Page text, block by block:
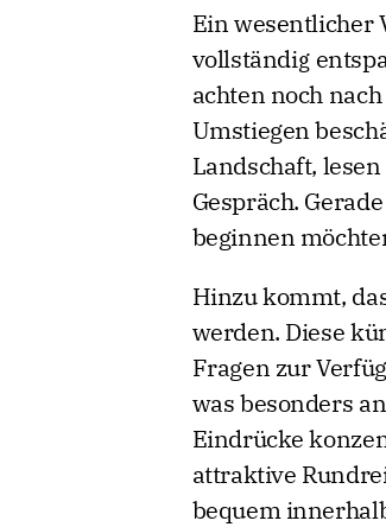
Ein wesentlicher
vollständig
achten noch
Umstiegen
Landschaft,
Gespräch.
beginnen
Hinzu kommt,
werden. Diese
Fragen zur
was besonders
Eindrücke
attraktive
bequem